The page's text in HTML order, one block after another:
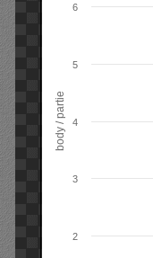
body / partie
2
3
4
5
6